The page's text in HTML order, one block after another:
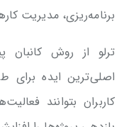
برنامه‌ریزی، مدیریت
ترلو از روش کانبان
اصلی‌ترین ایده برای
کاربران بتوانند